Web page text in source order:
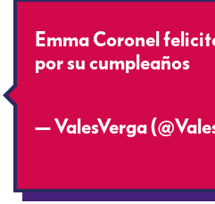
Emma Coronel
por su cumpleaños
— ValesVerga